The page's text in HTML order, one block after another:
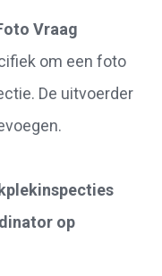
Vraag
om een foto
De uitvoerder
op